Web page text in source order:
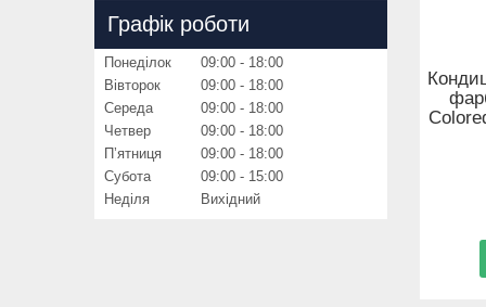
Графік роботи
Понеділок 09:00
18:00
Вівторок
09:00
18:00
Середа
09:00
18:00
Четвер
09:00
18:00
Пʼятниця
09:00
18:00
Субота
09:00
15:00
Неділя
Вихідний